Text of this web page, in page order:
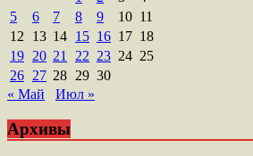
5
6 7 8 9 10 11
12
13 14 15 16 17 18
19 20 21 22 23 24 25
26 27 28 29 30
« Май
Июл »
Архивы